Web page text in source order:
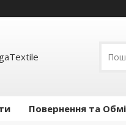
Повернення та